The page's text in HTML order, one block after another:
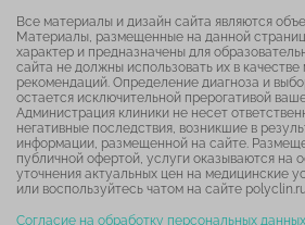
Все материалы и дизайн сайта являются
Материалы, размещенные на данной
характер и предназначены для
сайта не должны использовать их в
рекомендаций. Определение диагноза и
остается исключительной прерогативой
Администрация клиники не несет
негативные последствия, возникшие в
информации, размещенной на сайте.
публичной офертой, услуги оказываются на
уточнения актуальных цен на медицинские
или воспользуйтесь чатом на сайте
Согласие на обработку персональных данных